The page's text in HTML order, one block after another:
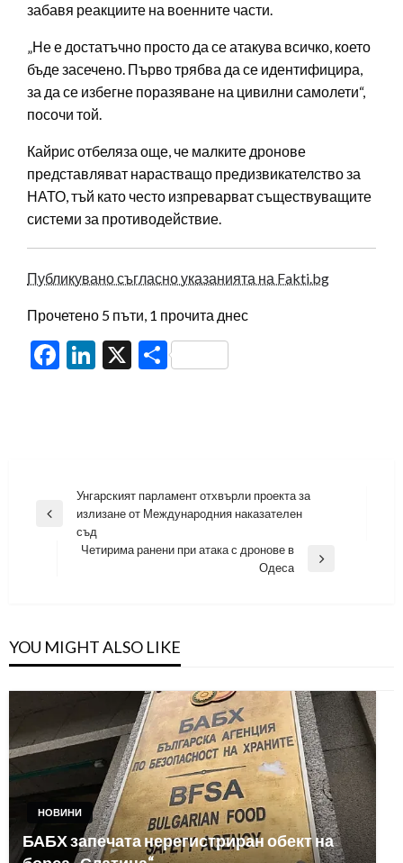
забавя реакциите на военните части.
„Не е достатъчно просто да се атакува всичко, което
бъде засечено. Първо трябва да се идентифицира,
за да се избегне поразяване на цивилни самолети“,
посочи той.
Кайрис отбеляза още, че малките дронове
представляват нарастващо предизвикателство за
НАТО, тъй като често изпреварват съществуващите
системи за противодействие.
Публикувано съгласно указанията на Fakti.bg
Прочетено 5 пъти, 1 прочита днес
Facebook
LinkedIn
X Share
Навигация
Previous
Унгарският парламент отхвърли проекта за
излизане от Международния наказателен
съд
Четирима ранени при атака с дронове в
Одеса
YOU MIGHT ALSO LIKE
НОВИНИ
БАБХ запечата нерегистриран обект на